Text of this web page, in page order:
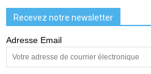
Recevez notre newsletter
Adresse Email